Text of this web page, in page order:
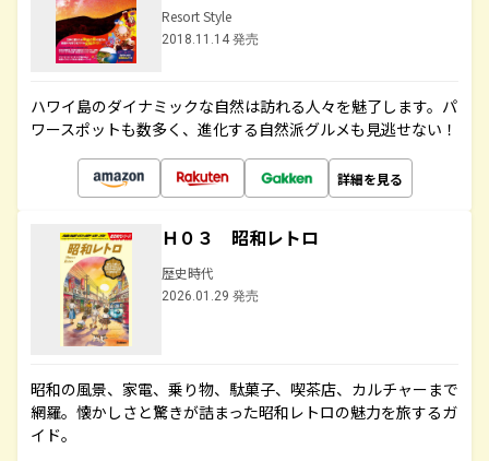
Resort Style
2018.11.14 発売
ハワイ島のダイナミックな自然は訪れる人々を魅了します。パ
ワースポットも数多く、進化する自然派グルメも見逃せない！
詳細を見る
Ｈ０３ 昭和レトロ
歴史時代
2026.01.29 発売
昭和の風景、家電、乗り物、駄菓子、喫茶店、カルチャーまで
網羅。懐かしさと驚きが詰まった昭和レトロの魅力を旅するガ
イド。